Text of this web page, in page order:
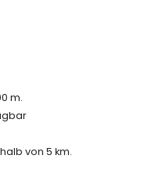
m.
von 5 km.